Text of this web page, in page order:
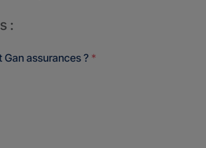
:
assurances ? *